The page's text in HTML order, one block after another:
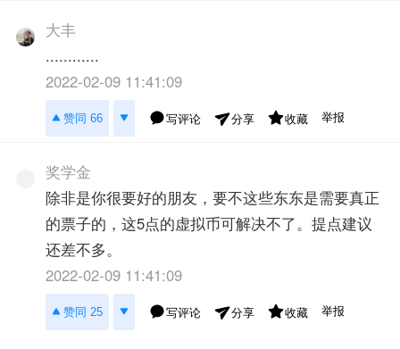
大丰
............
2022-02-09 11:41:09
赞同 66 写评论 分享 收藏 举报
奖学金
除非是你很要好的朋友，要不这些东东是需要真正
的票子的，这5点的虚拟币可解决不了。提点建议
还差不多。
2022-02-09 11:41:09
赞同 25 写评论 分享 收藏 举报